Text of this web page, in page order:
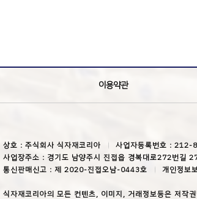
이용약관
상호 : 주식회사 식자재코리아
사업자등록번호 :
사업장주소 : 경기도 남양주시 진접읍 경복대로272번길
통신판매신고 : 제 2020-진접오남-0443호
개인정보
식자재코리아의 모든 컨텐츠, 이미지, 거래정보등은 저작